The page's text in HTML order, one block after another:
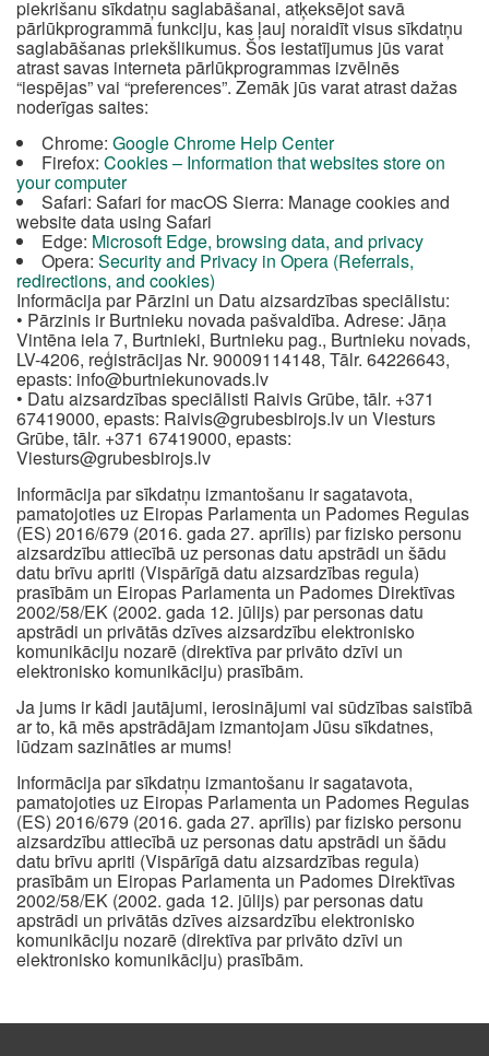
piekrišanu sīkdatņu saglabāšanai, atķeksējot savā
pārlūkprogrammā funkciju, kas ļauj noraidīt visus sīkdatņu
saglabāšanas priekšlikumus. Šos iestatījumus jūs varat
atrast savas interneta pārlūkprogrammas izvēlnēs
“iespējas” vai “preferences”. Zemāk jūs varat atrast dažas
noderīgas saites:
Chrome: Google Chrome Help Center
Firefox: Cookies – Information that websites store on
your computer
Safari: Safari for macOS Sierra: Manage cookies and
website data using Safari
Edge: Microsoft Edge, browsing data, and privacy
Opera: Security and Privacy in Opera (Referrals,
redirections, and cookies)
Informācija par Pārzini un Datu aizsardzības speciālistu:
• Pārzinis ir Burtnieku novada pašvaldība. Adrese: Jāņa
Vintēna iela 7, Burtnieki, Burtnieku pag., Burtnieku novads,
LV-4206, reģistrācijas Nr. 90009114148, Tālr. 64226643,
epasts: info@burtniekunovads.lv
• Datu aizsardzības speciālisti Raivis Grūbe, tālr. +371
67419000, epasts: Raivis@grubesbirojs.lv un Viesturs
Grūbe, tālr. +371 67419000, epasts:
Viesturs@grubesbirojs.lv
Informācija par sīkdatņu izmantošanu ir sagatavota,
pamatojoties uz Eiropas Parlamenta un Padomes Regulas
(ES) 2016/679 (2016. gada 27. aprīlis) par fizisko personu
aizsardzību attiecībā uz personas datu apstrādi un šādu
datu brīvu apriti (Vispārīgā datu aizsardzības regula)
prasībām un Eiropas Parlamenta un Padomes Direktīvas
2002/58/EK (2002. gada 12. jūlijs) par personas datu
apstrādi un privātās dzīves aizsardzību elektronisko
komunikāciju nozarē (direktīva par privāto dzīvi un
elektronisko komunikāciju) prasībām.
Ja jums ir kādi jautājumi, ierosinājumi vai sūdzības saistībā
ar to, kā mēs apstrādājam izmantojam Jūsu sīkdatnes,
lūdzam sazināties ar mums!
Informācija par sīkdatņu izmantošanu ir sagatavota,
pamatojoties uz Eiropas Parlamenta un Padomes Regulas
(ES) 2016/679 (2016. gada 27. aprīlis) par fizisko personu
aizsardzību attiecībā uz personas datu apstrādi un šādu
datu brīvu apriti (Vispārīgā datu aizsardzības regula)
prasībām un Eiropas Parlamenta un Padomes Direktīvas
2002/58/EK (2002. gada 12. jūlijs) par personas datu
apstrādi un privātās dzīves aizsardzību elektronisko
komunikāciju nozarē (direktīva par privāto dzīvi un
elektronisko komunikāciju) prasībām.